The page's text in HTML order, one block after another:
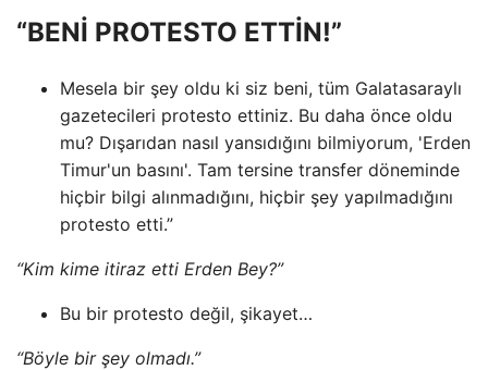
“BENİ PROTESTO ETTİN!”
Mesela bir şey oldu ki siz beni, tüm Galatasaraylı
gazetecileri protesto ettiniz. Bu daha önce oldu
mu? Dışarıdan nasıl yansıdığını bilmiyorum, 'Erden
Timur'un basını'. Tam tersine transfer döneminde
hiçbir bilgi alınmadığını, hiçbir şey yapılmadığını
protesto etti.”
“Kim kime itiraz etti Erden Bey?”
Bu bir protesto değil, şikayet…
“Böyle bir şey olmadı.”